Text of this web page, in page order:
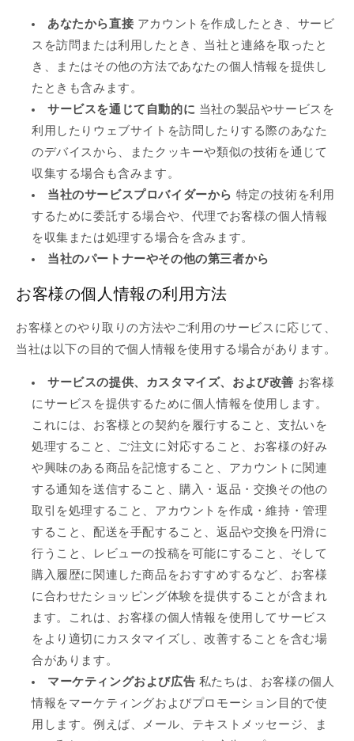
あなたから直接 アカウントを作成したとき、サービ
スを訪問または利用したとき、当社と連絡を取ったと
き、またはその他の方法であなたの個人情報を提供し
たときも含みます。
サービスを通じて自動的に 当社の製品やサービスを
利用したりウェブサイトを訪問したりする際のあなた
のデバイスから、またクッキーや類似の技術を通じて
収集する場合も含みます。
当社のサービスプロバイダーから 特定の技術を利用
するために委託する場合や、代理でお客様の個人情報
を収集または処理する場合を含みます。
当社のパートナーやその他の第三者から
お客様の個人情報の利用方法
お客様とのやり取りの方法やご利用のサービスに応じて、
当社は以下の目的で個人情報を使用する場合があります。
サービスの提供、カスタマイズ、および改善 お客様
にサービスを提供するために個人情報を使用します。
これには、お客様との契約を履行すること、支払いを
処理すること、ご注文に対応すること、お客様の好み
や興味のある商品を記憶すること、アカウントに関連
する通知を送信すること、購入・返品・交換その他の
取引を処理すること、アカウントを作成・維持・管理
すること、配送を手配すること、返品や交換を円滑に
行うこと、レビューの投稿を可能にすること、そして
購入履歴に関連した商品をおすすめするなど、お客様
に合わせたショッピング体験を提供することが含まれ
ます。これは、お客様の個人情報を使用してサービス
をより適切にカスタマイズし、改善することを含む場
合があります。
マーケティングおよび広告 私たちは、お客様の個人
情報をマーケティングおよびプロモーション目的で使
用します。例えば、メール、テキストメッセージ、ま